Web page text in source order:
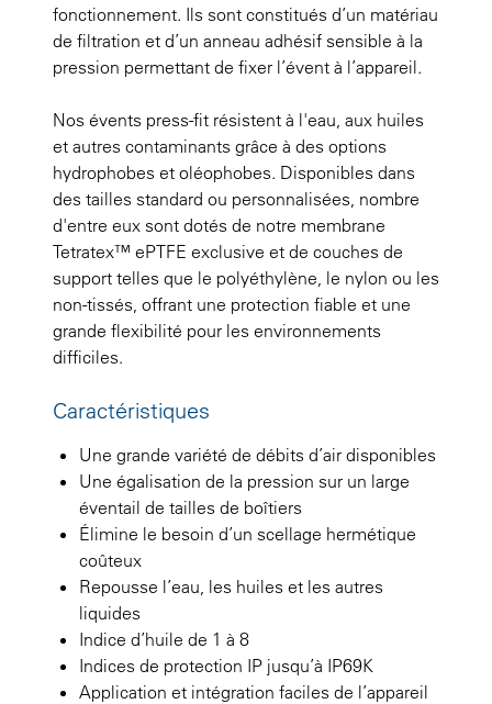
fonctionnement. Ils sont constitués d’un matériau
de filtration et d’un anneau adhésif sensible à la
pression permettant de fixer l’évent à l’appareil.
Nos évents press-fit résistent à l'eau, aux huiles
et autres contaminants grâce à des options
hydrophobes et oléophobes. Disponibles dans
des tailles standard ou personnalisées, nombre
d'entre eux sont dotés de notre membrane
Tetratex™ ePTFE exclusive et de couches de
support telles que le polyéthylène, le nylon ou les
non-tissés, offrant une protection fiable et une
grande flexibilité pour les environnements
difficiles.
Caractéristiques
Une grande variété de débits d’air disponibles
Une égalisation de la pression sur un large
éventail de tailles de boîtiers
Élimine le besoin d’un scellage hermétique
coûteux
Repousse l’eau, les huiles et les autres
liquides
Indice d’huile de 1 à 8
Indices de protection IP jusqu’à IP69K
Application et intégration faciles de l’appareil